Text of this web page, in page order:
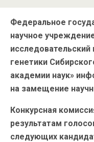
Федеральное
научное
исследовательский
генетики
академии наук»
на замещение
Конкурсная
результатам
следующих